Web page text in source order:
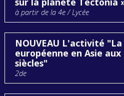
à partir de la 4e / Lycée
NOUVEAU L'activité
européenne en Asie aux
siècles"
2de